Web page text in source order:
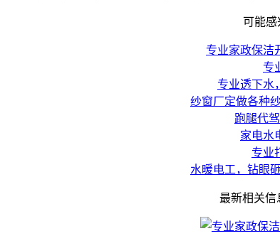
可能感
专业家政保洁
专
专业透下水
纱窗厂定做各种
跑腿代
家电水
专业
水暖电工，钻眼
最新相关信